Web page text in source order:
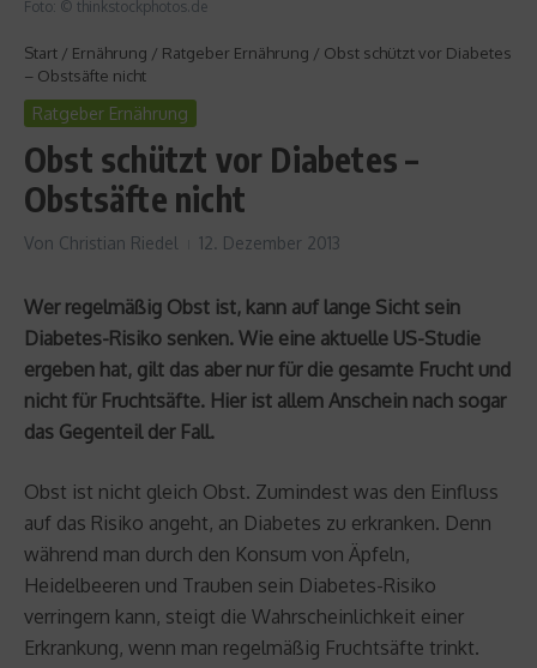
Foto: © thinkstockphotos.de
Start / Ernährung / Ratgeber Ernährung / Obst schützt vor Diabetes
– Obstsäfte nicht
Ratgeber Ernährung
Obst schützt vor Diabetes –
Obstsäfte nicht
Von Christian Riedel 12. Dezember 2013
Wer regelmäßig Obst ist, kann auf lange Sicht sein
Diabetes-Risiko senken. Wie eine aktuelle US-Studie
ergeben hat, gilt das aber nur für die gesamte Frucht und
nicht für Fruchtsäfte. Hier ist allem Anschein nach sogar
das Gegenteil der Fall.
Obst ist nicht gleich Obst. Zumindest was den Einfluss
auf das Risiko angeht, an Diabetes zu erkranken. Denn
während man durch den Konsum von Äpfeln,
Heidelbeeren und Trauben sein Diabetes-Risiko
verringern kann, steigt die Wahrscheinlichkeit einer
Erkrankung, wenn man regelmäßig Fruchtsäfte trinkt.